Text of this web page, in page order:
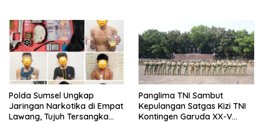
Polda Sumsel Ungkap
Jaringan Narkotika di Empat
Lawang, Tujuh Tersangka
Panglima TNI Sambut
Kepulangan Satgas Kizi TNI
Kontingen Garuda XX-V